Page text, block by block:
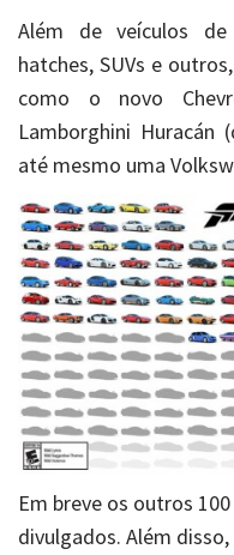
Além de veículos de
hatches, SUVs e
como o novo
Lamborghini Huracán
até mesmo uma
Em breve os outros
divulgados. Além